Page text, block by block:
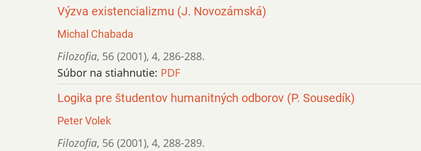
Výzva existencializmu (J. Novozámská)
Michal Chabada
Filozofia, 56 (2001), 4, 286-288.
Súbor na stiahnutie: PDF
Logika pre študentov humanitných odborov (P. Sousedík)
Peter Volek
Filozofia, 56 (2001), 4, 288-289.